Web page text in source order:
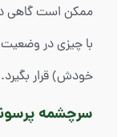
ممکن است گاهی
با چیزی در
خودش) قرار بگیرد.
سرچشمه